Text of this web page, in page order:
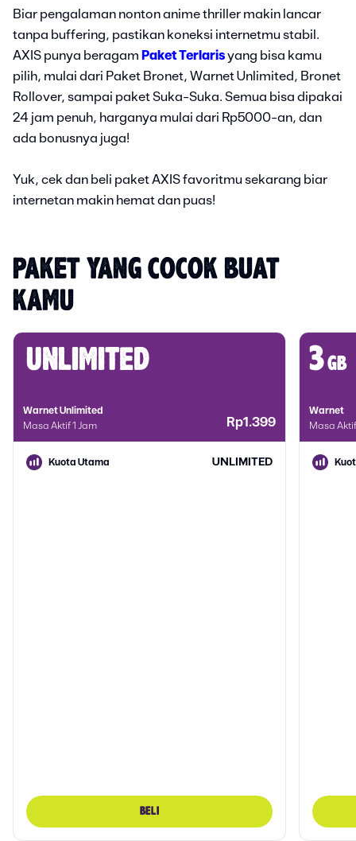
Biar pengalaman nonton anime thriller makin lancar
tanpa buffering, pastikan koneksi internetmu stabil.
AXIS punya beragam Paket Terlarisyang bisa kamu
pilih, mulai dari Paket Bronet, Warnet Unlimited, Bronet
Rollover, sampai paket Suka-Suka. Semua bisa dipakai
24 jam penuh, harganya mulai dari Rp5000-an, dan
ada bonusnya juga!
Yuk, cek dan beli paket AXIS favoritmu sekarang biar
internetan makin hemat dan puas!
PAKET YANG COCOK BUAT
KAMU
unlimited
Warnet Unlimited
Masa Aktif 1 Jam
Rp1.399
Kuota Utama UNLIMITED
BELI
3gb
Warnet
Masa